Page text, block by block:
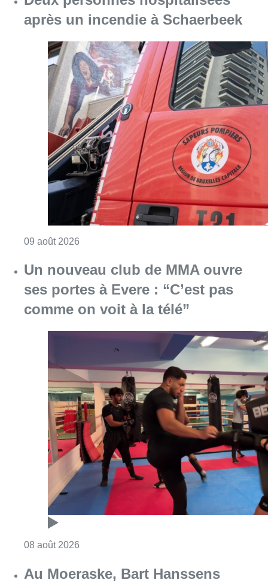
après un incendie à Schaerbeek
09 août 2026
Un nouveau club de MMA ouvre
ses portes à Evere : “C’est pas
comme on voit à la télé”
08 août 2026
Au Moeraske, Bart Hanssens